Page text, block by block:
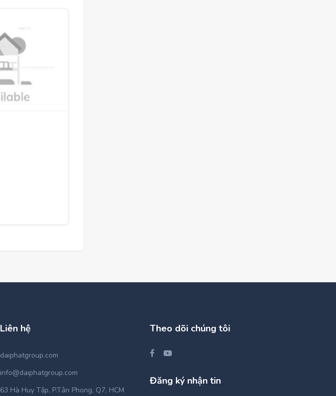
Liên hệ
daiphatgroup.com
info@daiphatgroup.com
63 Hà Huy Tập, P.Tân Phong, Q7, HCM
Theo dõi chúng tôi
Đăng ký nhận tin